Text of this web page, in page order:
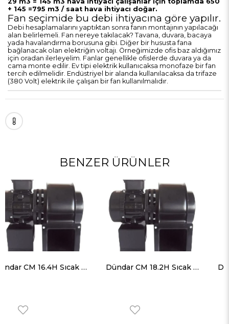
+ 145 =795 m3 / saat hava ihtiyacı doğar.
Fan seçimide bu debi ihtiyacına göre yapılır.
Debi hesaplamalarını yaptıktan sonra fanın montajının yapılacağı
alan belirlemeli. Fan nereye takılacak? Tavana, duvara, bacaya
yada havalandırma borusuna gibi. Diğer bir hususta fana
bağlanacak olan elektriğin voltajı. Örneğimizde ofis baz aldığımız
için oradan ilerleyelim. Fanlar genellikle ofislerde duvara ya da
cama monte edilir. Ev tipi elektrik kullanıcaksa monofaze bir fan
tercih edilmelidir. Endüstriyel bir alanda kullanılacaksa da trifaze
(380 Volt) elektrik ile çalışan bir fan kullanılmalıdır.
BENZER ÜRÜNLER
Dündar CM 18.2H Sıcak Ortam Radyal Salyangoz Fan (Monofaze) 120 Derece 1625 m³ 2650 RPM Dündar CM 18.4H Sıcak Ortam Radyal Salyangoz Fan (Monofaze) 120 Derece 1000 m³ 1430 RPM